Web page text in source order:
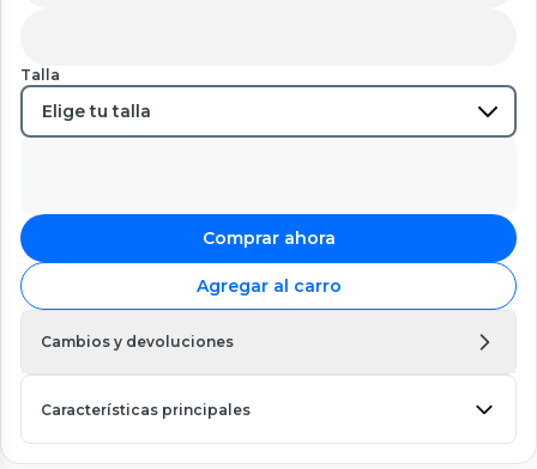
Talla
Comprar ahora
Agregar al carro
Cambios y devoluciones
Características principales